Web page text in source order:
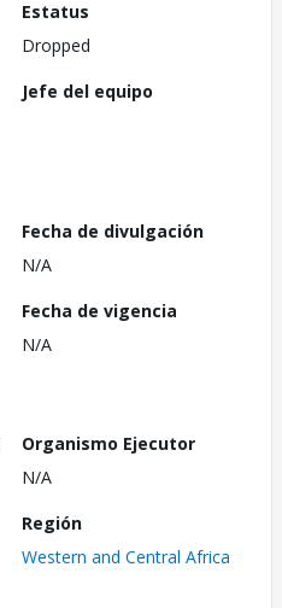
Estatus
Dropped
Jefe del equipo
Fecha de divulgación
N/A
Fecha de vigencia
N/A
Organismo Ejecutor
N/A
Región
Western and Central Africa